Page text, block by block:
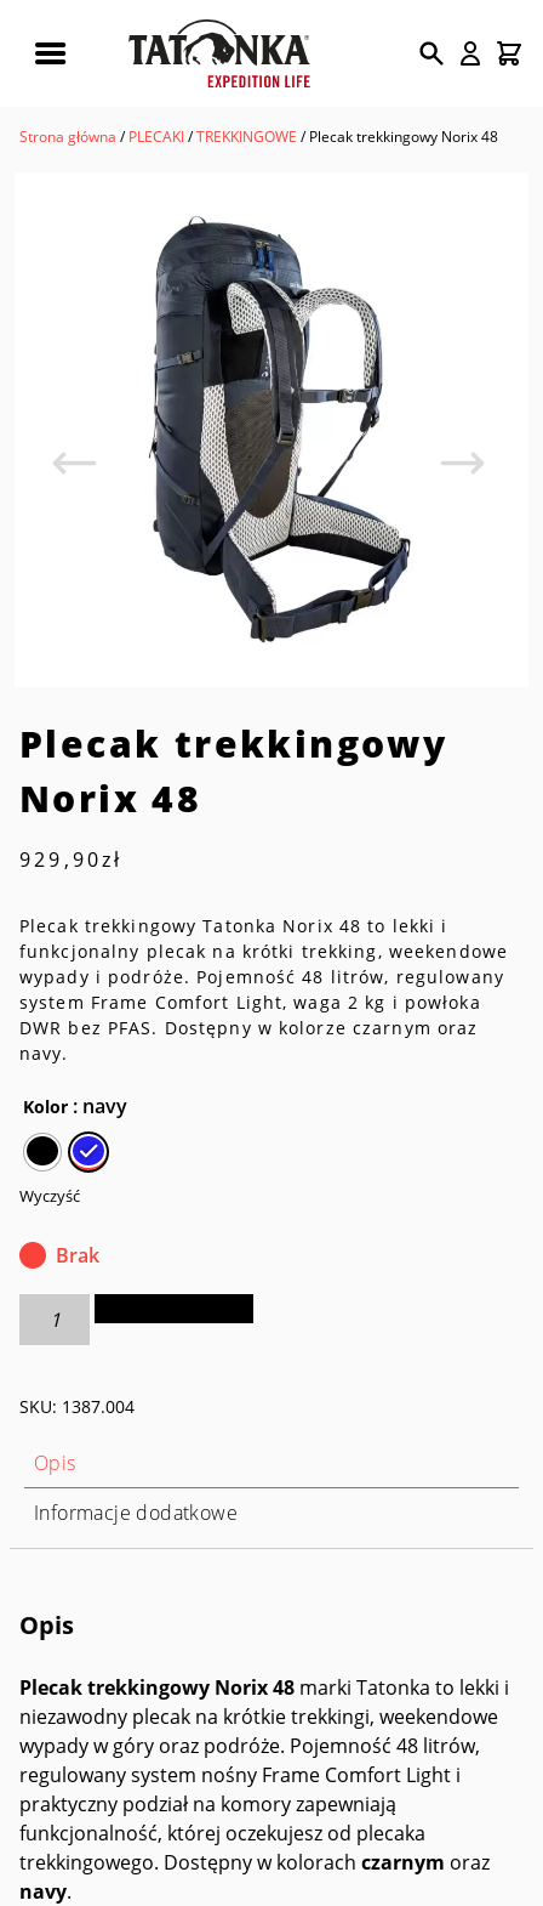
produktów
Strona główna /PLECAKI/TREKKINGOWE / Plecak trekkingowy Norix 48
Plecak trekkingowy
Norix 48
929,90zł
Plecak trekkingowy Tatonka Norix 48 to lekki i
funkcjonalny plecak na krótki trekking, weekendowe
wypady i podróże. Pojemność 48 litrów, regulowany
system Frame Comfort Light, waga 2 kg i powłoka
DWR bez PFAS. Dostępny w kolorze czarnym oraz
navy.
Kolor : navy
Wyczyść
Brak
Plecak
48
SKU: 1387.004
Opis
Informacje dodatkowe
Opis
Plecak trekkingowy Norix 48 marki Tatonka to lekki i
niezawodny plecak na krótkie trekkingi, weekendowe
wypady w góry oraz podróże. Pojemność 48 litrów,
regulowany system nośny Frame Comfort Light i
praktyczny podział na komory zapewniają
funkcjonalność, której oczekujesz od plecaka
trekkingowego. Dostępny w kolorach czarnym oraz
navy.